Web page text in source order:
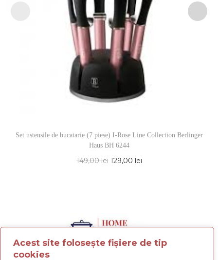
Acest site folosește fișiere de tip
cookies
Set ustensile de bucatarie (7 piese) I-Rose Line Collection Berlinger
Haus BH 6244
149,00lei 129,00 lei